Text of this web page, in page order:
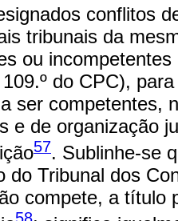
conflitos
tribunais da
ou
do CPC),
ser competentes,
e de organização
57. Sublinhe-se
do Tribunal dos
compete, a título